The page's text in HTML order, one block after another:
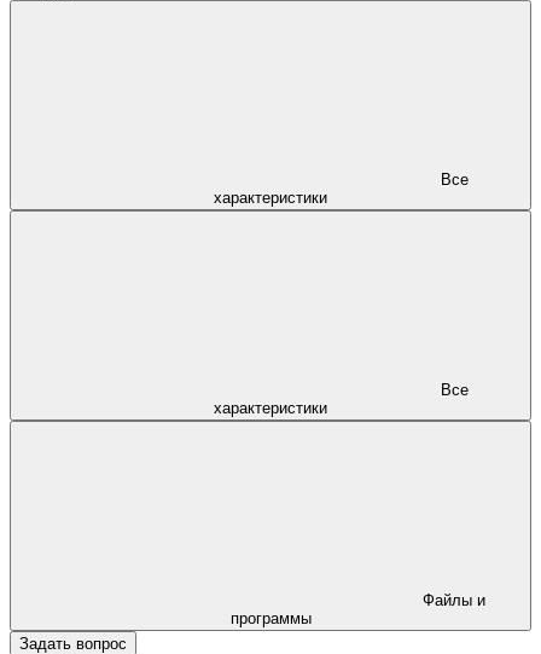
характеристики
характеристики
программы
Задать вопрос